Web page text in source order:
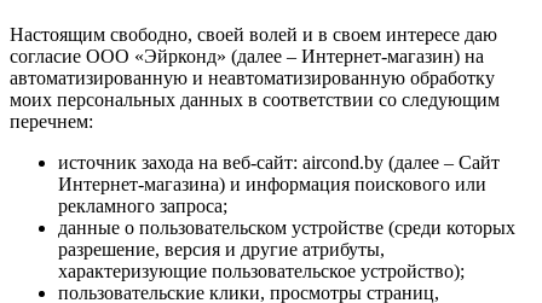
Настоящим свободно, своей волей и в своем интересе даю
согласие ООО «Эйрконд» (далее – Интернет-магазин) на
автоматизированную и неавтоматизированную обработку
моих персональных данных в соответствии со следующим
перечнем:
источник захода на веб-сайт: aircond.by (далее – Сайт
Интернет-магазина) и информация поискового или
рекламного запроса;
данные о пользовательском устройстве (среди которых
разрешение, версия и другие атрибуты,
характеризующие пользовательское устройство);
пользовательские клики, просмотры страниц,